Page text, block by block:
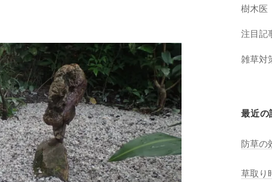
樹木医
注目記
雑草対
最近の
防草の
草取り